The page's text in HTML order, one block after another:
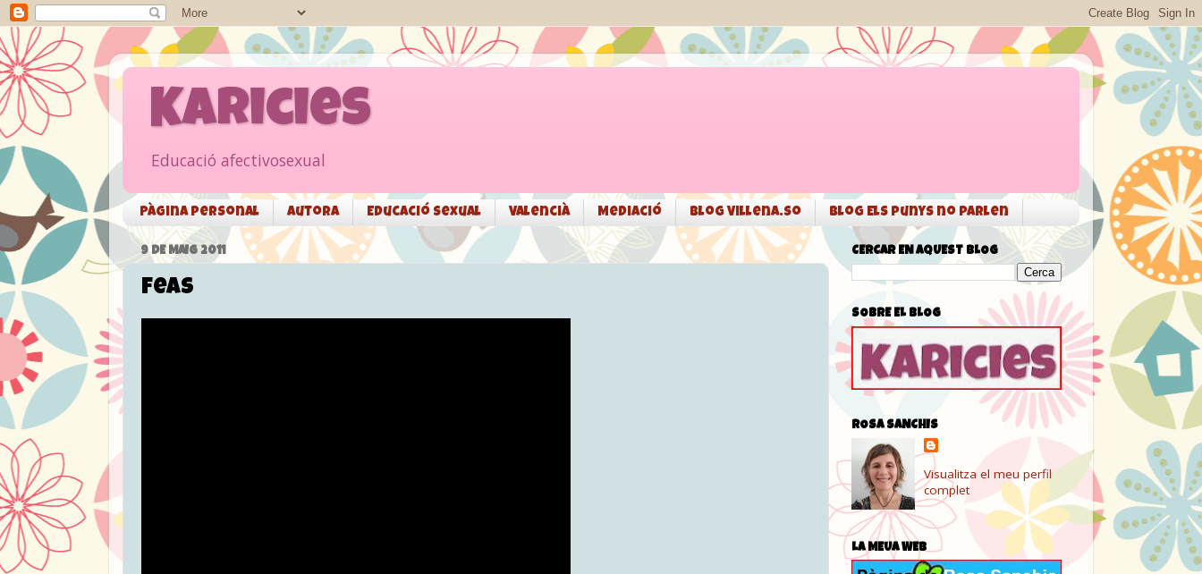
Karicies
Educació afectivosexual
Pàgina personal Autora Educació sexual Valencià Mediació Blog Villena.so Blog Els punys no parlen
9 DE MAIG 2011
Feas
CERCAR EN AQUEST BLOG
SOBRE EL BLOG
ROSA SANCHIS
Visualitza el meu perfil
complet
LA MEUA WEB